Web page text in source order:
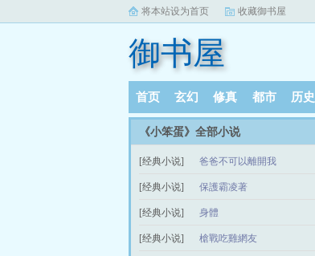
将本站设为首页 收藏御书屋
御书屋
首页 玄幻 修真 都市 历史
《小笨蛋》全部小说
[经典小说] 爸爸不可以離開我
[经典小说] 保護霸凌著
[经典小说] 身體
[经典小说] 槍戰吃雞網友